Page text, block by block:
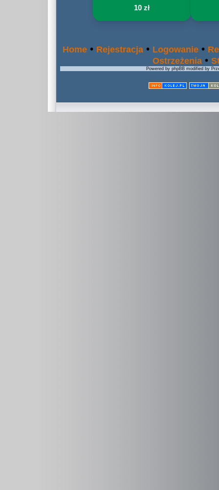
10 zł
Home • Rejestracja • Logowanie •
Ostrzeżenia •
Powered by phpBB modified by